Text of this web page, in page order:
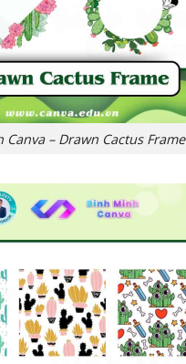
Canva – Drawn Cactus Frame